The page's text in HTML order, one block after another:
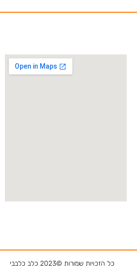
כל הזכויות שמורות ©2023 כלב כלבבי